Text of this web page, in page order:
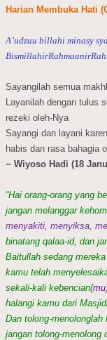
Harian Membuka Hati
A’udzuu billahi minasy
Sayangilah semua
Layanilah dengan tulus
rezeki oleh-Nya
Sayangi dan layani
habis dan rasa bahagia
~ Wiyoso Hadi (18
“Hai orang-orang yang
jangan melanggar
menyakiti, menyiksa,
binatang qalaa-id, dan
Baitullah sedang
kamu telah
sekali-kali kebencian(mu
halangi kamu dari
Dan tolong-menolonglah
jangan tolong-menolong